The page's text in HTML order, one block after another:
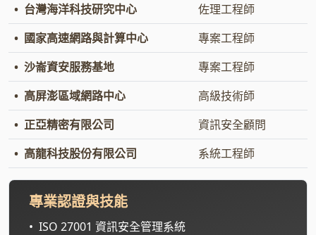
• 台灣海洋科技研究中心
佐理工程師
• 國家高速網路與計算中心
專案工程師
• 沙崙資安服務基地
專案工程師
• 高屏澎區域網路中心
高級技術師
• 正亞精密有限公司
資訊安全顧問
• 高龍科技股份有限公司 系統工程師
專業認證與技能
• ISO 27001 資訊安全管理系統